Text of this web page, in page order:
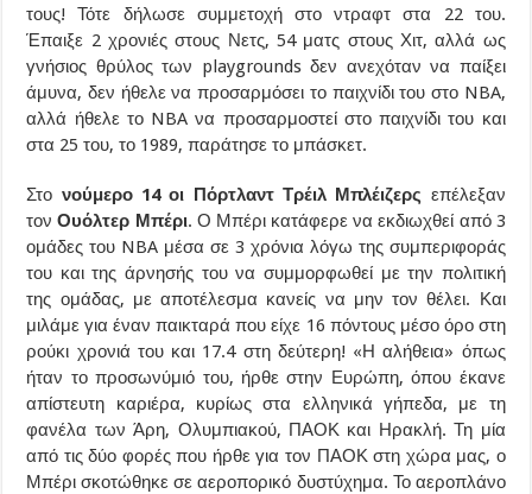
τους! Τότε δήλωσε συμμετοχή στο ντραφτ στα 22 του.
Έπαιξε 2 χρονιές στους Νετς, 54 ματς στους Χιτ, αλλά ως
γνήσιος θρύλος των playgrounds δεν ανεχόταν να παίξει
άμυνα, δεν ήθελε να προσαρμόσει το παιχνίδι του στο NBA,
αλλά ήθελε το NBA να προσαρμοστεί στο παιχνίδι του και
στα 25 του, το 1989, παράτησε το μπάσκετ.
Στο νούμερο 14 οι Πόρτλαντ Τρέιλ Μπλέιζερς επέλεξαν
τον Ουόλτερ Μπέρι. Ο Μπέρι κατάφερε να εκδιωχθεί από 3
ομάδες του NBA μέσα σε 3 χρόνια λόγω της συμπεριφοράς
του και της άρνησής του να συμμορφωθεί με την πολιτική
της ομάδας, με αποτέλεσμα κανείς να μην τον θέλει. Και
μιλάμε για έναν παικταρά που είχε 16 πόντους μέσο όρο στη
ρούκι χρονιά του και 17.4 στη δεύτερη! «Η αλήθεια» όπως
ήταν το προσωνύμιό του, ήρθε στην Ευρώπη, όπου έκανε
απίστευτη καριέρα, κυρίως στα ελληνικά γήπεδα, με τη
φανέλα των Άρη, Ολυμπιακού, ΠΑΟΚ και Ηρακλή. Τη μία
από τις δύο φορές που ήρθε για τον ΠΑΟΚ στη χώρα μας, ο
Μπέρι σκοτώθηκε σε αεροπορικό δυστύχημα. Το αεροπλάνο